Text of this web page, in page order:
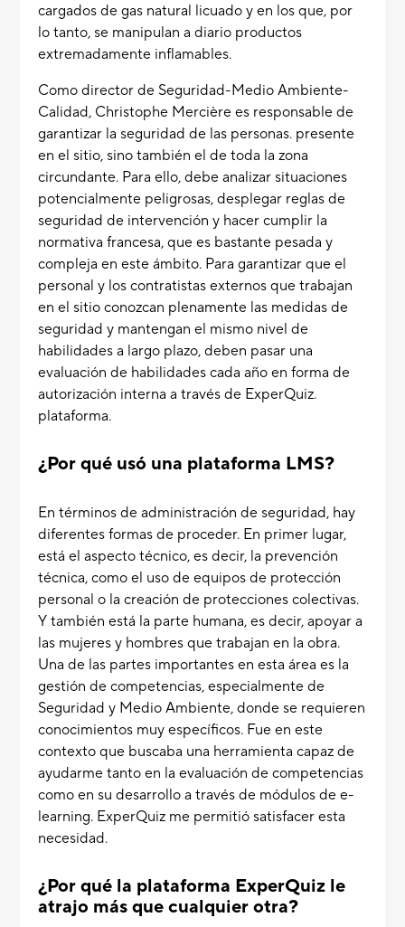
cargados de gas natural licuado y en los que, por
lo tanto, se manipulan a diario productos
extremadamente inflamables.
Como director de Seguridad-Medio Ambiente-
Calidad, Christophe Mercière es responsable de
garantizar la seguridad de las personas. presente
en el sitio, sino también el de toda la zona
circundante. Para ello, debe analizar situaciones
potencialmente peligrosas, desplegar reglas de
seguridad de intervención y hacer cumplir la
normativa francesa, que es bastante pesada y
compleja en este ámbito. Para garantizar que el
personal y los contratistas externos que trabajan
en el sitio conozcan plenamente las medidas de
seguridad y mantengan el mismo nivel de
habilidades a largo plazo, deben pasar una
evaluación de habilidades cada año en forma de
autorización interna a través de ExperQuiz.
plataforma.
¿Por qué usó una plataforma LMS?
En términos de administración de seguridad, hay
diferentes formas de proceder. En primer lugar,
está el aspecto técnico, es decir, la prevención
técnica, como el uso de equipos de protección
personal o la creación de protecciones colectivas.
Y también está la parte humana, es decir, apoyar a
las mujeres y hombres que trabajan en la obra.
Una de las partes importantes en esta área es la
gestión de competencias, especialmente de
Seguridad y Medio Ambiente, donde se requieren
conocimientos muy específicos. Fue en este
contexto que buscaba una herramienta capaz de
ayudarme tanto en la evaluación de competencias
como en su desarrollo a través de módulos de e-
learning. ExperQuiz me permitió satisfacer esta
necesidad.
¿Por qué la plataforma ExperQuiz le
atrajo más que cualquier otra?